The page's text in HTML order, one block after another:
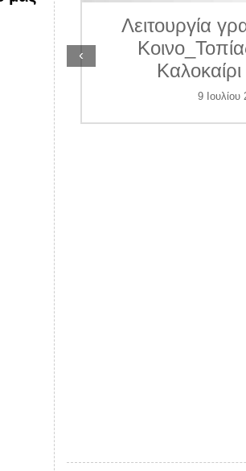
Λειτουργία
Κοινο_Τοπίας
Καλοκαίρι
9 Ιουλίου
‹